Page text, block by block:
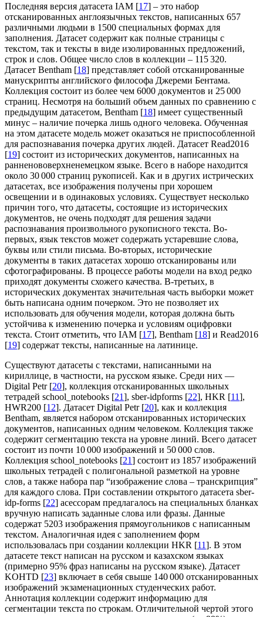
Последняя версия датасета IAM [17] – это набор
отсканированных англоязычных текстов, написанных 657
различными людьми в 1500 специальных формах для
заполнения. Датасет содержит как полные страницы с
текстом, так и тексты в виде изолированных предложений,
строк и слов. Общее число слов в коллекции – 115 320.
Датасет Bentham [18] представляет собой отсканированные
манускрипты английского философа Джереми Бентама.
Коллекция состоит из более чем 6000 документов и 25 000
страниц. Несмотря на больший объем данных по сравнению с
предыдущим датасетом, Bentham [18] имеет существенный
минус – наличие почерка лишь одного человека. Обученная
на этом датасете модель может оказаться не приспособленной
для распознавания почерка других людей. Датасет Read2016
[19] состоит из исторических документов, написанных на
ранненововерхненемецком языке. Всего в наборе находится
около 30 000 страниц рукописей. Как и в других истрических
датасетах, все изображения получены при хорошем
освещении и в одинаковых условиях. Существует несколько
причин того, что датасеты, состоящие из исторических
документов, не очень подходят для решения задачи
распознавания произвольного рукописного текста. Во-
первых, язык текстов может содержать устаревшие слова,
буквы или стили письма. Во-вторых, исторические
документы в таких датасетах хорошо отсканированы или
сфотографированы. В процессе работы модели на вход редко
приходят документы схожего качества. В-третьих, в
исторических документах значительная часть выборки может
быть написана одним почерком. Это не позволяет их
использовать для обучения модели, которая должна быть
устойчива к изменению почерка и условиям оцифровки
текста. Стоит отметить, что IAM [17], Bentham [18] и Read2016
[19] содержат тексты, написанные на латинице.
Существуют датасеты с текстами, написанными на
кириллице, в частности, на русском языке. Среди них —
Digital Petr [20], коллекция отсканированных школьных
тетрадей school_notebooks [21], sber-idpforms [22], HKR [11],
HWR200 [12]. Датасет Digital Petr [20], как и коллекция
Bentham, является набором отсканированных исторических
документов, написанных одним человеком. Коллекция также
содержит сегментацию текста на уровне линий. Всего датасет
состоит из почти 10 000 изображений и 50 000 слов.
Коллекция school_notebooks [21] состоит из 1857 изображений
школьных тетрадей с полигональной разметкой на уровне
слов, а также набора пар “изображение слова – транскрипция”
для каждого слова. При составлении открытого датасета sber-
idp-forms [22] асессорам предлагалось на специальных бланках
вручную написать заданные слова или фразы. Данные
содержат 5203 изображения прямоугольников с написанным
текстом. Аналогичная идея с заполнением форм
использовалась при создании коллекции HKR [11]. В этом
датасете текст написан на русском и казахском языках
(примерно 95% фраз написаны на русском языке). Датасет
KOHTD [23] включает в себя свыше 140 000 отсканированных
изображений экзаменационных студенческих работ.
Аннотация коллекции содержит информацию для
сегментации текста по строкам. Отличительной чертой этого